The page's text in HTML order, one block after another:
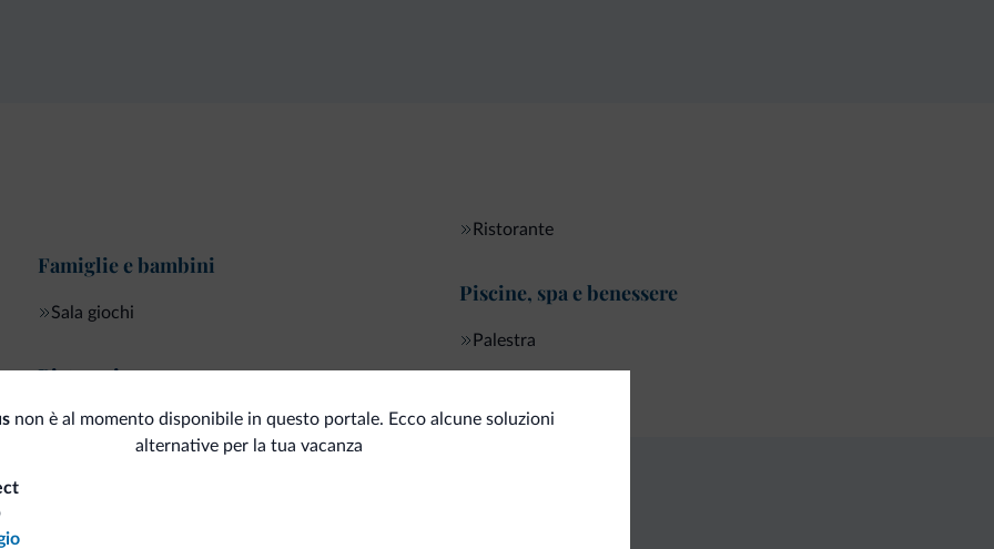
Famiglie e bambini
Sala giochi
Ristorazione
Ristorante
Piscine, spa e benessere
Palestra
non è al momento disponibile in questo portale. Ecco alcune soluzioni
alternative per la tua vacanza